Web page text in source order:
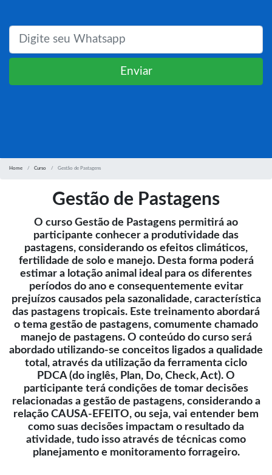
Enviar
Home Curso Gestão de Pastagens
Gestão de Pastagens
O curso Gestão de Pastagens permitirá ao
participante conhecer a produtividade das
pastagens, considerando os efeitos climáticos,
fertilidade de solo e manejo. Desta forma poderá
estimar a lotação animal ideal para os diferentes
períodos do ano e consequentemente evitar
prejuízos causados pela sazonalidade, característica
das pastagens tropicais. Este treinamento abordará
o tema gestão de pastagens, comumente chamado
manejo de pastagens. O conteúdo do curso será
abordado utilizando-se conceitos ligados a qualidade
total, através da utilização da ferramenta ciclo
PDCA (do inglês, Plan, Do, Check, Act). O
participante terá condições de tomar decisões
relacionadas a gestão de pastagens, considerando a
relação CAUSA-EFEITO, ou seja, vai entender bem
como suas decisões impactam o resultado da
atividade, tudo isso através de técnicas como
planejamento e monitoramento forrageiro.